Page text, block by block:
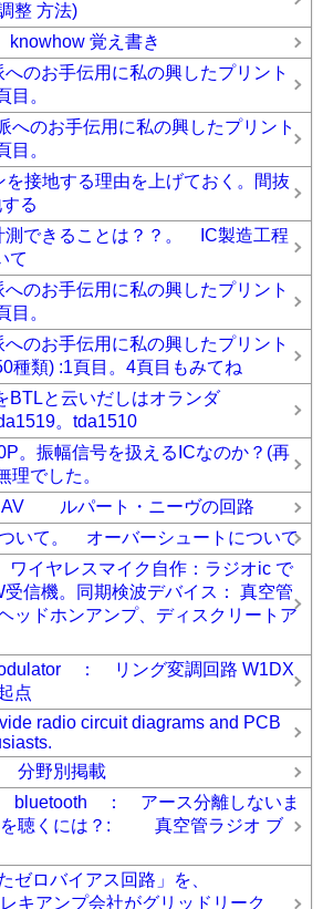
整 方法)
覚え書き
のお手伝用に私の興したプリント
目。
のお手伝用に私の興したプリント
目。
接地する理由を上げておく。間抜
る
測できることは？？。 IC製造工程
て
のお手伝用に私の興したプリント
目。
のお手伝用に私の興したプリント
種類) :1頁目。4頁目もみてね
BTLと云いだしはオランダ
。tda1510
。振幅信号を扱えるICなのか？(再
でした。
AV ルパート・ニーヴの回路
いて。 オーバーシュートについて
ワイヤレスマイク自作：ラジオic で
信機。同期検波デバイス： 真空管
ッドホンアンプ、ディスクリートア
： リング変調回路 W1DX
点
radio circuit diagrams and PCB
野別掲載
： アース分離しないま
を聴くには？: 真空管ラジオ ブ
ゼロバイアス回路」を、
キアンプ会社がグリッドリーク